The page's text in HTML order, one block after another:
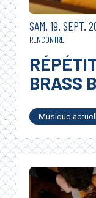
SAMEDI
SAM. 19. SEPT.
RENCONTRE
BRASS
Musique